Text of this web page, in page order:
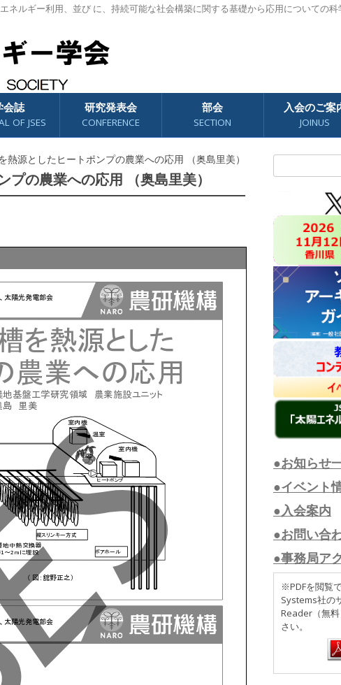
ネルギー利用、並び に、持続可能な社会構築に関する基礎から応用についての
会誌
OF JSES
研究発表会
CONFERENCE
部会
SECTION
入会のご案
JOINUS
熱源としたヒートポンプの農業への応用 （奥島里美）
の農業への応用 （奥島里美）
索:
●お知らせ
●イベント
●入会案内
●お問い合
●事務局ア
※PDFを閲覧
Systems社の
Reader（無
さい。